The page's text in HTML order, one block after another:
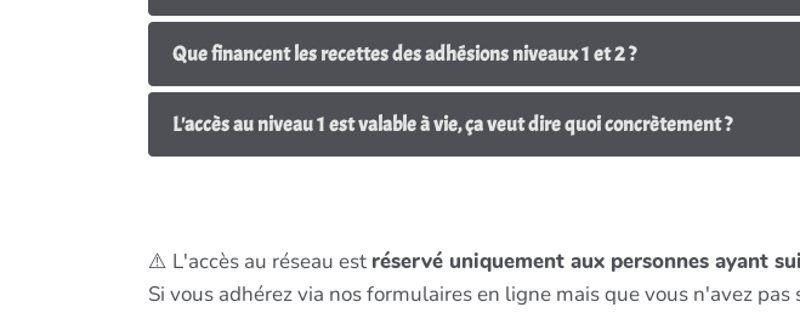
Que financent les recettes des adhésions niveaux 1 et 2 ?
L'accès au niveau 1 est valable à vie, ça veut dire quoi concrètement ?
⚠️ L'accès au réseau est réservé uniquement aux personnes ayant
Si vous adhérez via nos formulaires en ligne mais que vous n'avez